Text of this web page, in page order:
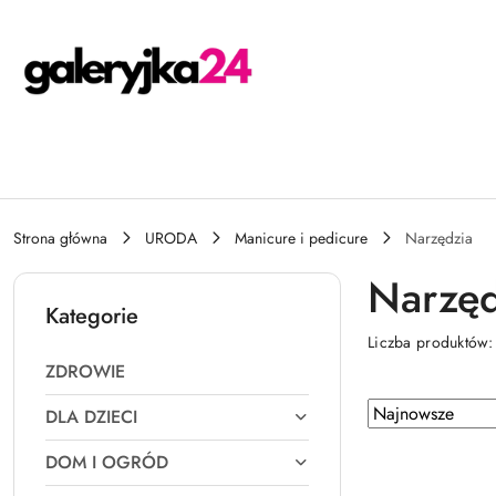
Strona główna URODA Manicure i pedicure Narzędzia
Kategorie
ZDROWIE
DLA DZIECI
DOM I OGRÓD
Liczba
Zastosowano
sortowanie:
Sortuj
według